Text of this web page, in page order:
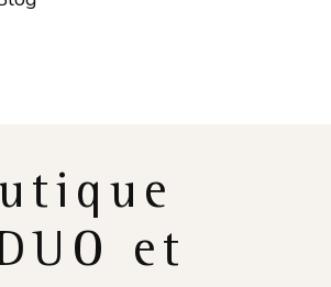
et